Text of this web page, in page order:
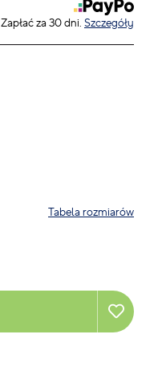
Zapłać za 30 dni. Szczegóły
Tabela rozmiarów